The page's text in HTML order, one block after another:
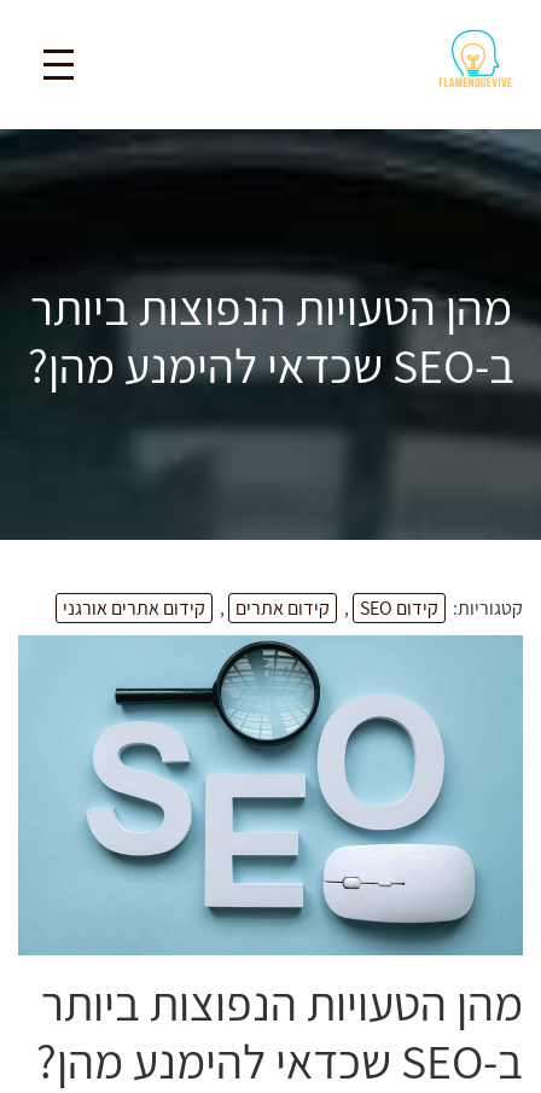
מהן הטעויות הנפוצות ביותר
ב-SEO שכדאי להימנע מהן?
קטגוריות: קידום SEO , קידום אתרים , קידום אתרים אורגני
מהן הטעויות הנפוצות ביותר
ב-SEO שכדאי להימנע מהן?